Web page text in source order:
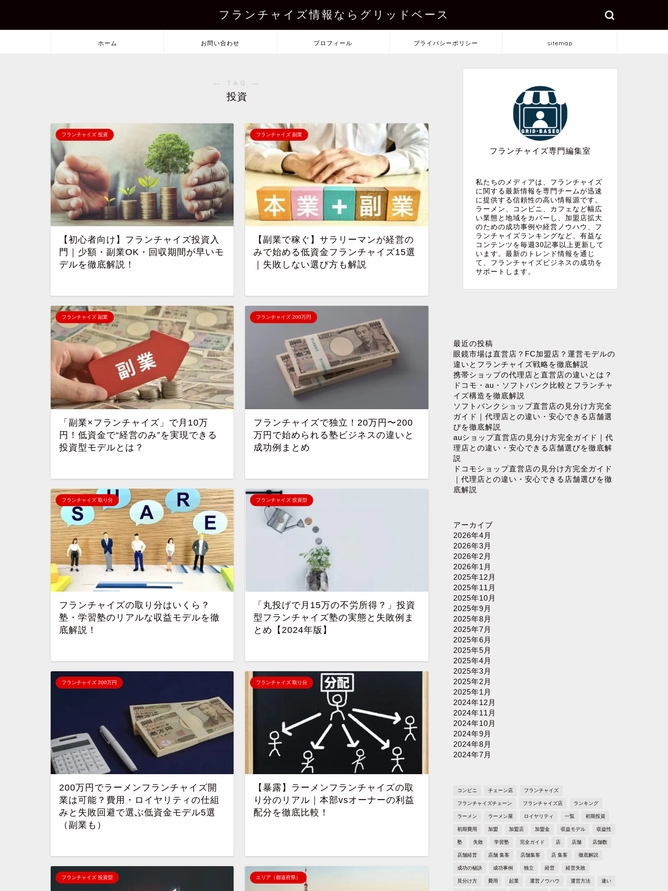
フランチャイズ情報ならグリッドベース
ホーム お問い合わせ プロフィール プライバシーポリシー sitemap
― TAG ―
投資
フランチャイズ 投資
【初心者向け】フランチャイズ投資入
門｜少額・副業OK・回収期間が早いモ
デルを徹底解説！
フランチャイズ 副業
【副業で稼ぐ】サラリーマンが経営の
みで始める低資金フランチャイズ15選
｜失敗しない選び方も解説
フランチャイズ 副業
「副業×フランチャイズ」で月10万
円！低資金で“経営のみ”を実現できる
投資型モデルとは？
フランチャイズ 200万円
フランチャイズで独立！20万円〜200
万円で始められる塾ビジネスの違いと
成功例まとめ
フランチャイズ 取り分
フランチャイズの取り分はいくら？
塾・学習塾のリアルな収益モデルを徹
底解説！
フランチャイズ 投資型
「丸投げで月15万の不労所得？」投資
型フランチャイズ塾の実態と失敗例ま
とめ【2024年版】
フランチャイズ 200万円
200万円でラーメンフランチャイズ開
業は可能？費用・ロイヤリティの仕組
みと失敗回避で選ぶ低資金モデル5選
（副業も）
フランチャイズ 取り分
【暴露】ラーメンフランチャイズの取
り分のリアル｜本部vsオーナーの利益
配分を徹底比較！
フランチャイズ 投資型 エリア（都道府県）
フランチャイズ専門編集室
私たちのメディアは、フランチャイズ
に関する最新情報を専門チームが迅速
に提供する信頼性の高い情報源です。
ラーメン、コンビニ、カフェなど幅広
い業態と地域をカバーし、加盟店拡大
のための成功事例や経営ノウハウ、フ
ランチャイズランキングなど、有益な
コンテンツを毎週30記事以上更新して
います。最新のトレンド情報を通じ
て、フランチャイズビジネスの成功を
サポートします。
最近の投稿
眼鏡市場は直営店？FC加盟店？運営モデルの
違いとフランチャイズ戦略を徹底解説
携帯ショップの代理店と直営店の違いとは？
ドコモ・au・ソフトバンク比較とフランチャ
イズ構造を徹底解説
ソフトバンクショップ直営店の見分け方完全
ガイド｜代理店との違い・安心できる店舗選
びを徹底解説
auショップ直営店の見分け方完全ガイド｜代
理店との違い・安心できる店舗選びを徹底解
説
ドコモショップ直営店の見分け方完全ガイド
｜代理店との違い・安心できる店舗選びを徹
底解説
アーカイブ
2026年4月
2026年3月
2026年2月
2026年1月
2025年12月
2025年11月
2025年10月
2025年9月
2025年8月
2025年7月
2025年6月
2025年5月
2025年4月
2025年3月
2025年2月
2025年1月
2024年12月
2024年11月
2024年10月
2024年9月
2024年8月
2024年7月
コンビニ チェーン店 フランチャイズ
フランチャイズチェーン フランチャイズ店 ランキング
ラーメン ラーメン屋 ロイヤリティ 一覧 初期投資
初期費用 加盟 加盟店 加盟金 収益モデル 収益性
塾 失敗 学習塾 完全ガイド 店 店舗 店舗数
店舗経営 店舗 集客 店舗集客 店 集客 徹底解説
成功の秘訣 成功事例 独立 経営 経営失敗
見分け方 費用 起業 運営ノウハウ 運営方法 違い